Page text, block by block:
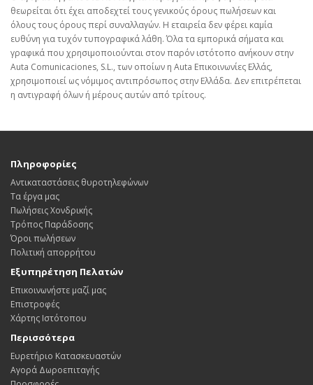
θεωρείται ότι έχει αποδεχτεί τους γενικούς όρους πωλήσεων και
όλους τους όρους περί συναλλαγών. Η εταιρεία δεν φέρει καμία
ευθύνη για τυχόν τυπογραφικά λάθη. Όλα τα εμπορικά σήματα και
γραφικά που χρησιμοποιούνται στον παρόν ιστότοπο ανήκουν στην
Auta Comunicaciones, S.L., των οποίων η Auta Επικοινωνίες Ελλάς,
χρησιμοποιεί ως νόμιμος αντιπρόσωπος στην Ελλάδα. Δεν επιτρέπεται
η αντιγραφή όλων ή μέρους αυτών από τρίτους.
Πληροφορίες
Αντικαταστάσεις θυροτηλεφώνων
Τα έργα μας
Πωλήσεις Χονδρικής
Τρόπος Παράδοσης
Όροι πωλήσεων
Πολιτική απορρήτου
Εξυπηρέτηση Πελατών
Επικοινωνήστε μαζί μας
Επιστροφές
Χάρτης Ιστότοπου
Περισσότερα
Ευρετήριο Κατασκευαστών
Αγορά Δωροεπιταγής